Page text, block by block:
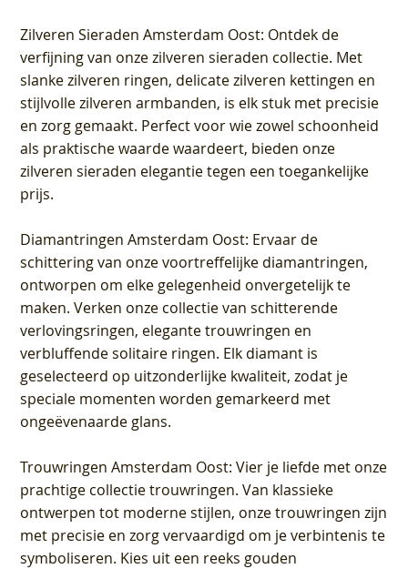
Zilveren Sieraden Amsterdam Oost: Ontdek de
verfijning van onze zilveren sieraden collectie. Met
slanke zilveren ringen, delicate zilveren kettingen en
stijlvolle zilveren armbanden, is elk stuk met precisie
en zorg gemaakt. Perfect voor wie zowel schoonheid
als praktische waarde waardeert, bieden onze
zilveren sieraden elegantie tegen een toegankelijke
prijs.
Diamantringen Amsterdam Oost: Ervaar de
schittering van onze voortreffelijke diamantringen,
ontworpen om elke gelegenheid onvergetelijk te
maken. Verken onze collectie van schitterende
verlovingsringen, elegante trouwringen en
verbluffende solitaire ringen. Elk diamant is
geselecteerd op uitzonderlijke kwaliteit, zodat je
speciale momenten worden gemarkeerd met
ongeëvenaarde glans.
Trouwringen Amsterdam Oost: Vier je liefde met onze
prachtige collectie trouwringen. Van klassieke
ontwerpen tot moderne stijlen, onze trouwringen zijn
met precisie en zorg vervaardigd om je verbintenis te
symboliseren. Kies uit een reeks gouden